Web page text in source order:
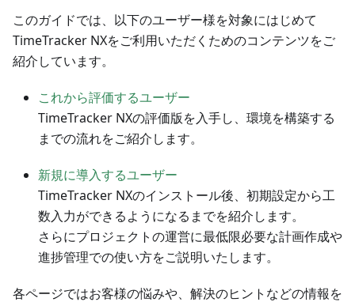
このガイドでは、以下のユーザー様を対象にはじめて
TimeTracker NXをご利用いただくためのコンテンツをご
紹介しています。
これから評価するユーザー
TimeTracker NXの評価版を入手し、環境を構築する
までの流れをご紹介します。
新規に導入するユーザー
TimeTracker NXのインストール後、初期設定から工
数入力ができるようになるまでを紹介します。
さらにプロジェクトの運営に最低限必要な計画作成や
進捗管理での使い方をご説明いたします。
各ページではお客様の悩みや、解決のヒントなどの情報を